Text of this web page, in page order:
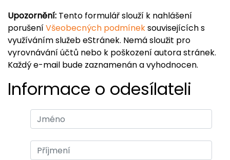
Upozornění: Tento formulář slouží k nahlášení
porušeníVšeobecných podmíneksouvisejících s
využíváním služeb eStránek. Nemá sloužit pro
vyrovnávání účtů nebo k poškození autora stránek.
Každý e-mail bude zaznamenán a vyhodnocen.
Informace o odesílateli